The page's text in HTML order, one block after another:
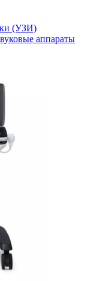
(УЗИ)
аппараты